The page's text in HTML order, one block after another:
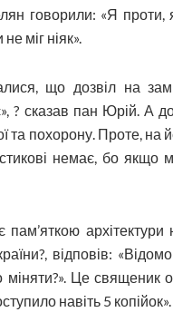
говорили: «Я проти,
міг ніяк».
що дозвіл на
? сказав пан Юрій. А
похорону. Проте, на
немає, бо якщо
архітектури
відповів:
Це священик
навіть 5 копійок».